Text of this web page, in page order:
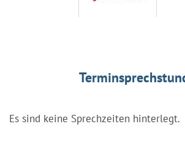
Es sind keine Sprechzeiten hinterlegt.